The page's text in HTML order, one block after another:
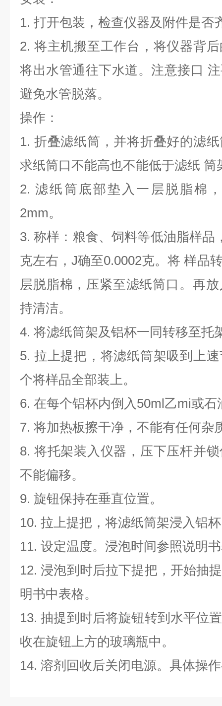
1. 打开包装，检查仪器及附件是否
2. 将主机搬至工作台，将仪器背
将出水管通往下水道。注意接口
避免水管脱落。
操作：
1. 折叠滤纸筒，并将折叠好的滤
求纸筒口不能高也不能低于滤纸 筒
2. 滤纸筒底部垫入一层脱脂棉
2mm。
3. 称样：粮食、饲料等低油脂样品
克左右，J确至0.0002克。将 样品
层脱脂棉，压紧至滤纸筒口。再
持清洁。
4. 将滤纸筒架及铝杯一同转移至托
5. 拉上提把，将滤纸筒架吸到上
个将样品全部装上。
6. 在每个铝杯内倒入50ml乙mi或石
7. 将加热板擦干净，不能有任何杂
8. 将托架装入仪器，压下压杆并
不能偏移。
9. 旋钮保持在垂直位置。
10. 拉上提把，将滤纸筒架浸入铝
11. 设定温度。浸泡时间参照说明
12. 浸泡到时后拉下提把，开始抽
明书中表格。
13. 抽提到时后将旋钮转到水平位
收在旋钮上方的玻璃瓶中。
14. 溶剂回收后关闭电源。具体操